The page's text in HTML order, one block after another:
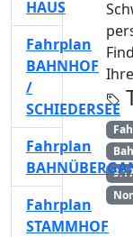
HAUS
Fahrplan
BAHNHOF
/
SCHIEDERSEE
Fahrplan
Fahrplan
STAMMHOF